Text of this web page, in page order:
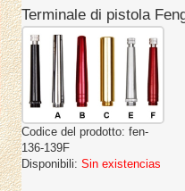
Terminale di pistola
Codice del prodotto: fen-
136-139F
Disponibili: Sin existencias